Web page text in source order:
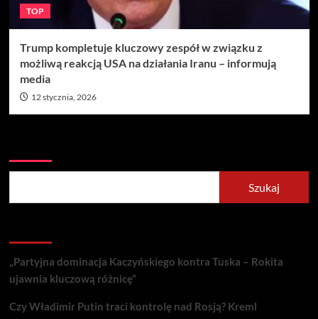
TOP
Trump kompletuje kluczowy zespół w związku z
możliwą reakcją USA na działania Iranu – informują
media
12 stycznia, 2026
Szukaj
„Partyjna dominacja Kaczyńskiego kontra Tuska – Rokita
ujawnia kluczową różnicę”
Czy Władimir Putin traci kontrolę nad Rosją? Kreml